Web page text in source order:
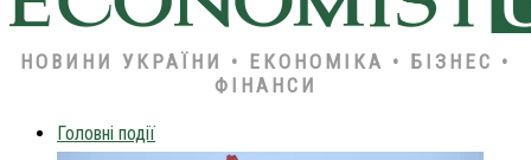
НОВИНИ УКРАЇНИ • ЕКОНОМІКА • БІЗНЕС •
ФІНАНСИ
Головні події